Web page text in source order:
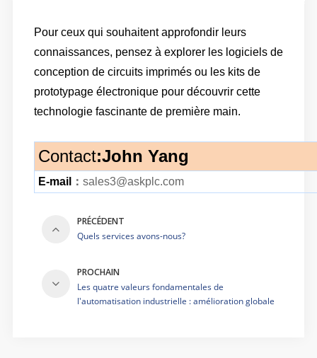
Pour ceux qui souhaitent approfondir leurs
connaissances, pensez à explorer les logiciels de
conception de circuits imprimés ou les kits de
prototypage électronique pour découvrir cette
technologie fascinante de première main.
Contact:John Yang
E-mail ： sales3@askplc.com
PRÉCÉDENT
Quels services avons-nous?
PROCHAIN
Les quatre valeurs fondamentales de
l'automatisation industrielle : amélioration globale